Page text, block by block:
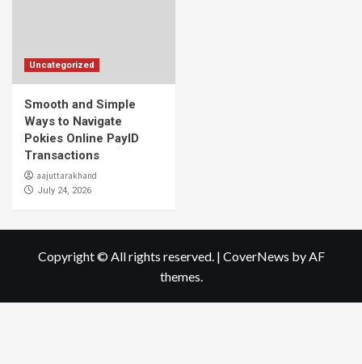
Uncategorized
Smooth and Simple
Ways to Navigate
Pokies Online PayID
Transactions
aajuttarakhand
July 24, 2026
Copyright © All rights reserved. | CoverNews by AF
themes.